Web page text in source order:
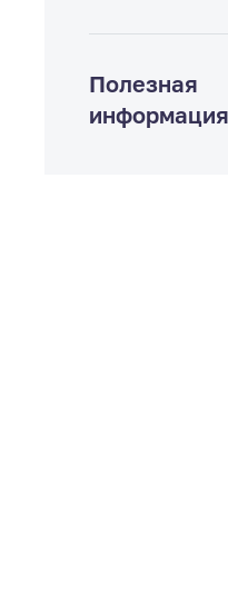
Полезная
информация